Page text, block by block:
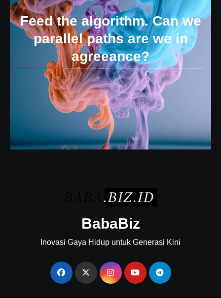
Feed the algorithm. Can we
parallel paths are we in
agreeance?
BabaBiz
Inovasi Gaya Hidup untuk Generasi Kini